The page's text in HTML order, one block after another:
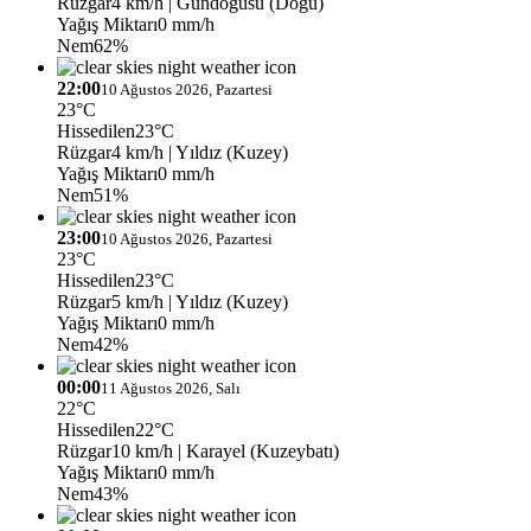
Yağış Miktarı0 mm/h
Nem62%
22:0010 Ağustos 2026, Pazartesi
23°C
Hissedilen23°C
Rüzgar4 km/h | Yıldız (Kuzey)
Yağış Miktarı0 mm/h
Nem51%
23:0010 Ağustos 2026, Pazartesi
23°C
Hissedilen23°C
Rüzgar5 km/h | Yıldız (Kuzey)
Yağış Miktarı0 mm/h
Nem42%
00:0011 Ağustos 2026, Salı
22°C
Hissedilen22°C
Rüzgar10 km/h | Karayel (Kuzeybatı)
Yağış Miktarı0 mm/h
Nem43%